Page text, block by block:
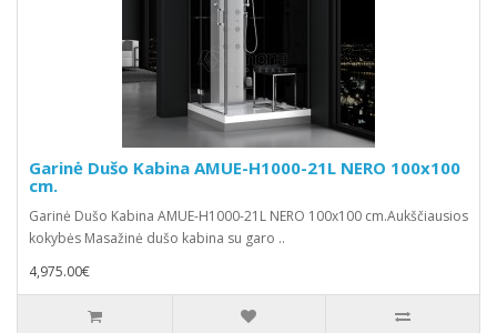
Garinė Dušo Kabina AMUE-H1000-21L NERO 100x100
cm.
Garinė Dušo Kabina AMUE-H1000-21L NERO 100x100 cm.Aukščiausios
kokybės Masažinė dušo kabina su garo ..
4,975.00€